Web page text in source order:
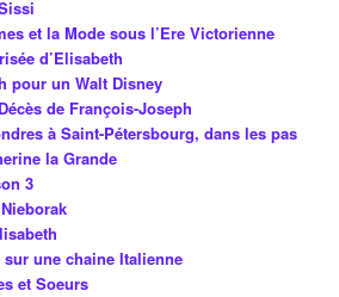
et la Mode sous l’Ere Victorienne
d’Elisabeth
pour un Walt Disney
de François-Joseph
à Saint-Pétersbourg, dans les pas
la Grande
3
une chaine Italienne
et Soeurs